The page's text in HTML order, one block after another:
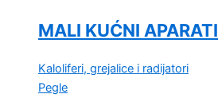
MALI KUĆNI APARATI
Kaloliferi, grejalice i radijatori
Pegle